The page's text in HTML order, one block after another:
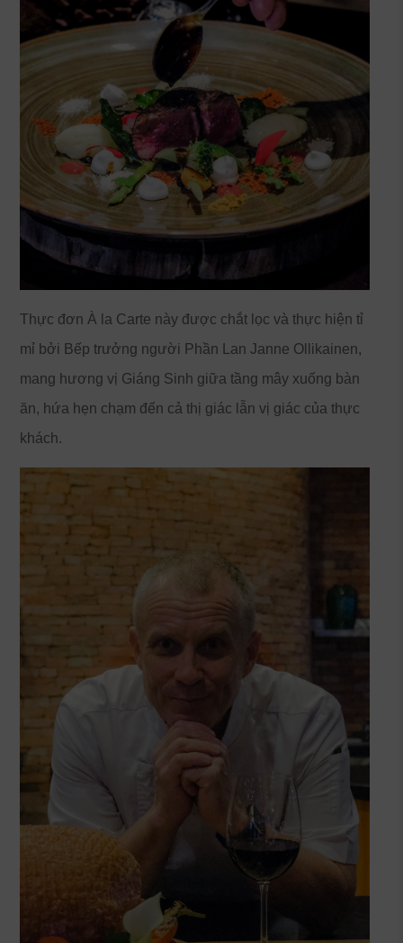
Thực đơn À la Carte này được chắt lọc và thực hiện tỉ
mỉ bởi Bếp trưởng người Phần Lan Janne Ollikainen,
mang hương vị Giáng Sinh giữa tầng mây xuống bàn
ăn, hứa hẹn chạm đến cả thị giác lẫn vị giác của thực
khách.